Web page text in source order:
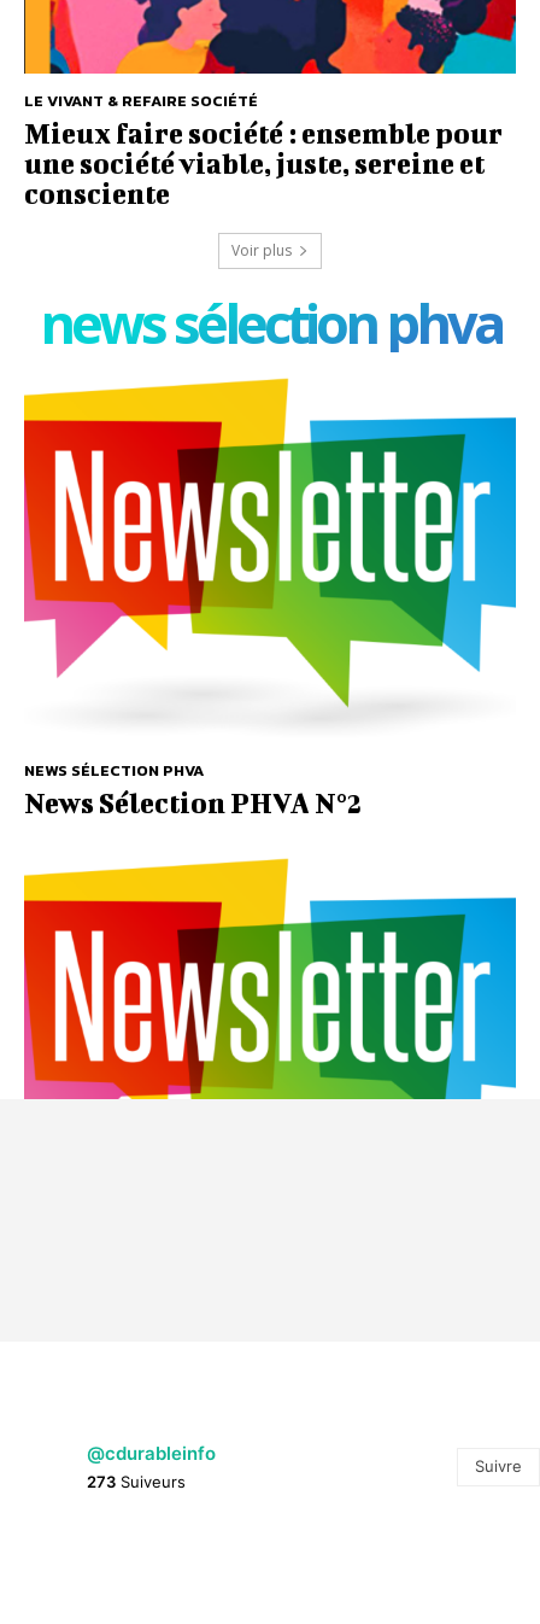
LE VIVANT & REFAIRE SOCIÉTÉ
Mieux faire société : ensemble pour
une société viable, juste, sereine et
consciente
Voir plus
news sélection phva
NEWS SÉLECTION PHVA
News Sélection PHVA N°2
@cdurableinfo
273 Suiveurs
Suivre